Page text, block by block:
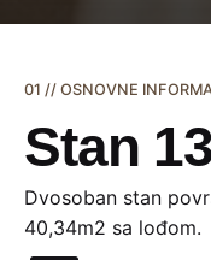
01 // OSNOVNE
Stan
Dvosoban stan
40,34m2 sa lođom.